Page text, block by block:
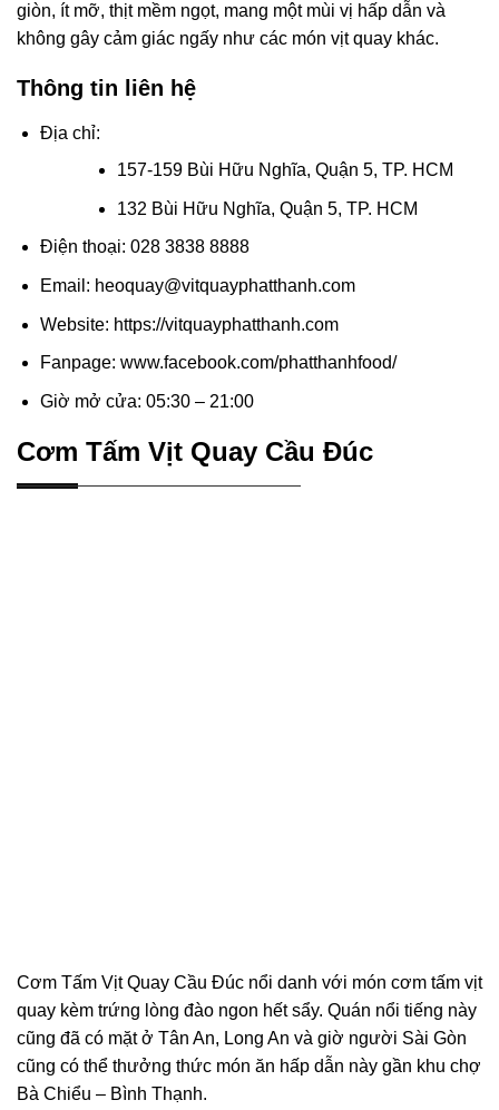
giòn, ít mỡ, thịt mềm ngọt, mang một mùi vị hấp dẫn và
không gây cảm giác ngấy như các món vịt quay khác.
Thông tin liên hệ
Địa chỉ:
157-159 Bùi Hữu Nghĩa, Quận 5, TP. HCM
132 Bùi Hữu Nghĩa, Quận 5, TP. HCM
Điện thoại: 028 3838 8888
Email: heoquay@vitquayphatthanh.com
Website: https://vitquayphatthanh.com
Fanpage: www.facebook.com/phatthanhfood/
Giờ mở cửa: 05:30 – 21:00
Cơm Tấm Vịt Quay Cầu Đúc
Cơm Tấm Vịt Quay Cầu Đúc nổi danh với món cơm tấm vịt
quay kèm trứng lòng đào ngon hết sẩy. Quán nổi tiếng này
cũng đã có mặt ở Tân An, Long An và giờ người Sài Gòn
cũng có thể thưởng thức món ăn hấp dẫn này gần khu chợ
Bà Chiểu – Bình Thạnh.